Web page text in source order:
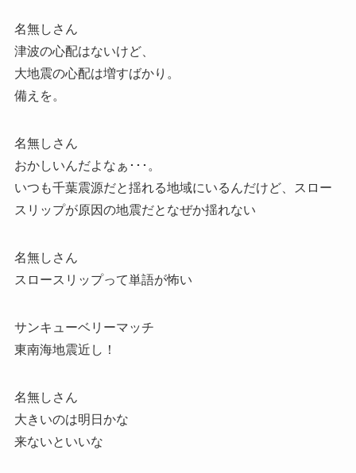
名無しさん
津波の心配はないけど、
大地震の心配は増すばかり。
備えを。
名無しさん
おかしいんだよなぁ･･･。
いつも千葉震源だと揺れる地域にいるんだけど、スロー
スリップが原因の地震だとなぜか揺れない
名無しさん
スロースリップって単語が怖い
サンキューベリーマッチ
東南海地震近し！
名無しさん
大きいのは明日かな
来ないといいな